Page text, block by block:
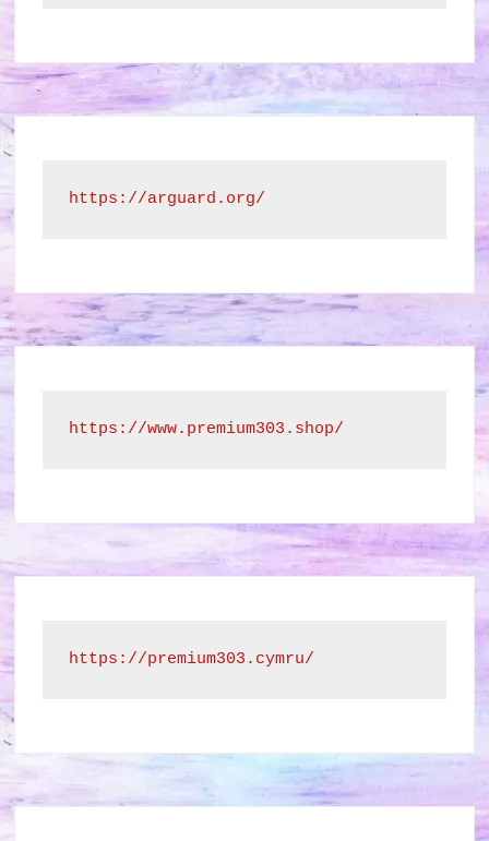
https://arguard.org/
https://www.premium303.shop/
https://premium303.cymru/